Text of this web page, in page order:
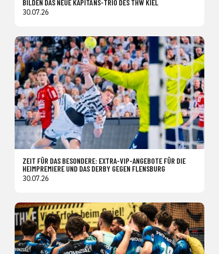
BILDEN DAS NEUE KAPITÄNS-TRIO DES THW KIEL
30.07.26
ZEIT FÜR DAS BESONDERE: EXTRA-VIP-ANGEBOTE FÜR DIE
HEIMPREMIERE UND DAS DERBY GEGEN FLENSBURG
30.07.26